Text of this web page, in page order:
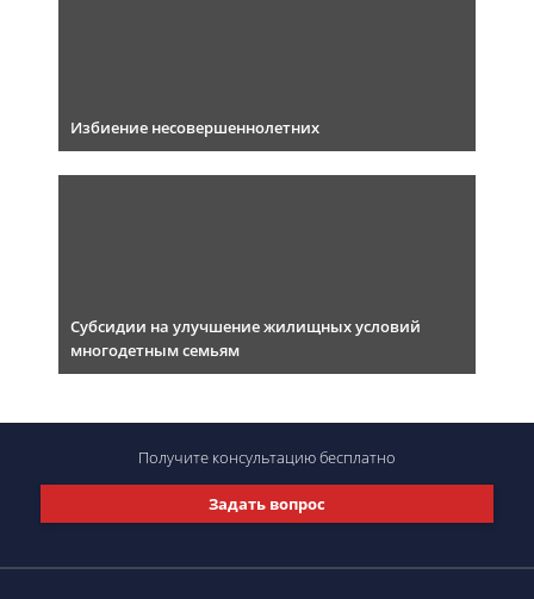
Избиение несовершеннолетних
Субсидии на улучшение жилищных условий
многодетным семьям
Задать вопрос
Получите консультациюбесплатно